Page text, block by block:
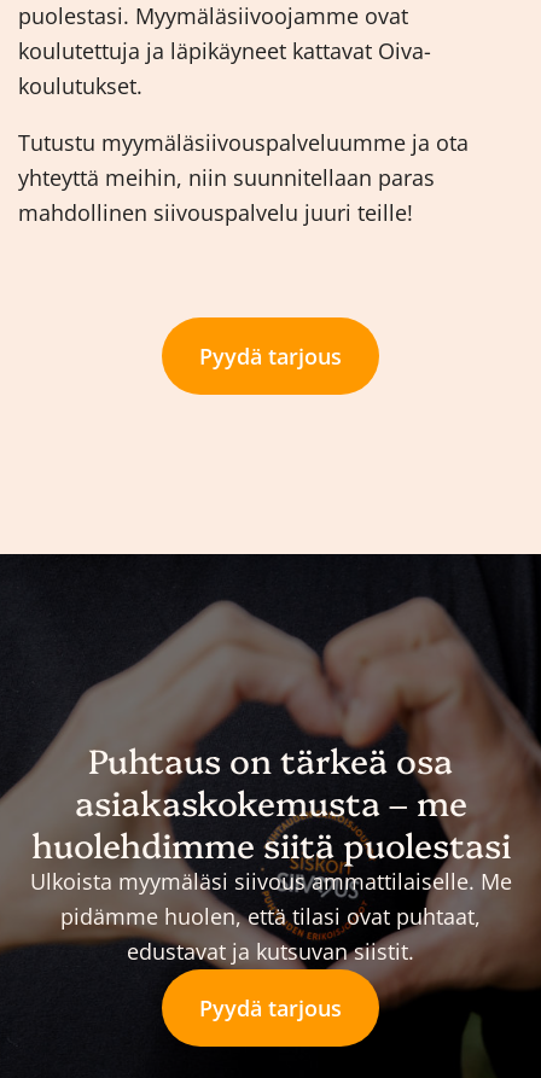
puolestasi. Myymäläsiivoojamme ovat
koulutettuja ja läpikäyneet kattavat Oiva-
koulutukset.
Tutustu myymäläsiivouspalveluumme ja ota
yhteyttä meihin, niin suunnitellaan paras
mahdollinen siivouspalvelu juuri teille!
Pyydä tarjous
Puhtaus on tärkeä osa
asiakaskokemusta – me
huolehdimme siitä puolestasi
Ulkoista myymäläsi siivous ammattilaiselle. Me
pidämme huolen, että tilasi ovat puhtaat,
edustavat ja kutsuvan siistit.
Pyydä tarjous